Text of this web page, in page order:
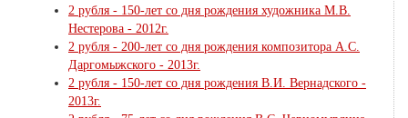
2 рубля - 150-лет со дня рождения художника М.В.
Нестерова - 2012г.
2 рубля - 200-лет со дня рождения композитора А.С.
Даргомыжского - 2013г.
2 рубля - 150-лет со дня рождения В.И. Вернадского -
2013г.